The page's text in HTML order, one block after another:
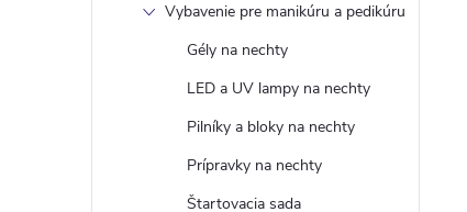
Vybavenie pre manikúru a pedikúru
Gély na nechty
LED a UV lampy na nechty
Pilníky a bloky na nechty
Prípravky na nechty
Štartovacia sada